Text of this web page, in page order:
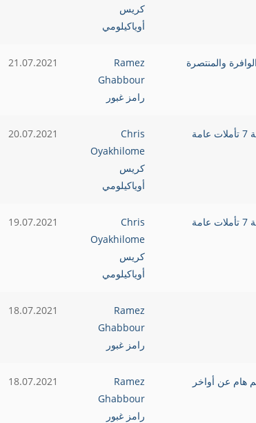
كريس
أوياكيلومي
Ramez
Ghabbour
رامز غبور
21.07.2021
Chris
Oyakhilome
كريس
أوياكيلومي
20.07.2021
Chris
Oyakhilome
كريس
أوياكيلومي
19.07.2021
Ramez
Ghabbour
رامز غبور
18.07.2021
تعليم هام عن أواخر
Ramez
Ghabbour
رامز غبور
18.07.2021